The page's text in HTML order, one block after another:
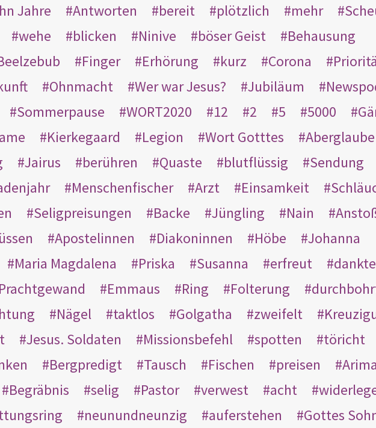
Jahre Antworten bereit plötzlich mehr
wehe blicken Ninive böser Geist
Behausung
Finger Erhörung kurz Corona
Ohnmacht Wer war Jesus? Jubiläum
Sommerpause WORT2020 12 2 5 5000
Kierkegaard Legion Wort Gotttes
Aberglaube
Jairus berühren Quaste blutflüssig
Sendung
Menschenfischer Arzt Einsamkeit
Seligpreisungen Backe Jüngling Nain
Apostelinnen Diakoninnen Höbe
Johanna
Maria Magdalena Priska Susanna erfreut
dankte
Prachtgewand Emmaus Ring Folterung
Nägel taktlos Golgatha zweifelt
Jesus. Soldaten Missionsbefehl spotten
töricht
Bergpredigt Tausch Fischen preisen
Begräbnis selig Pastor verwest acht
neunundneunzig auferstehen Gottes